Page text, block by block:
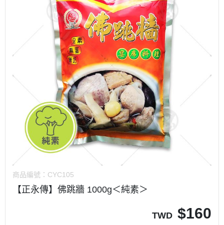
商品編號： CYC105
【正永傳】佛跳牆 1000g＜純素＞
TWD $160